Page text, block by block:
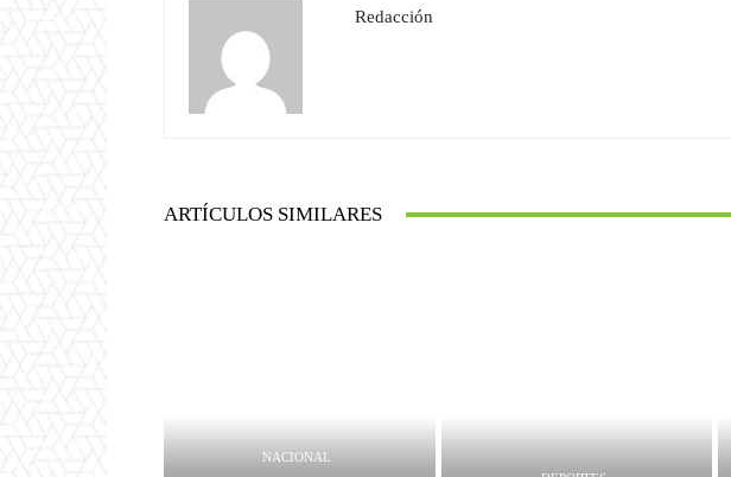
Redacción
ARTÍCULOS SIMILARES
NACIONAL